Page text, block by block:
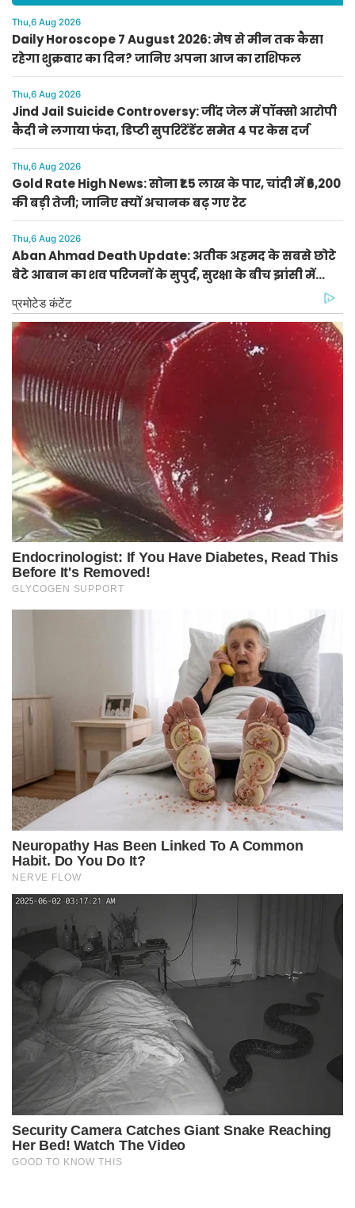
Thu,6 Aug 2026
Daily Horoscope 7 August 2026: मेष से मीन तक कैसा
रहेगा शुक्रवार का दिन? जानिए अपना आज का राशिफल
Thu,6 Aug 2026
Jind Jail Suicide Controversy: जींद जेल में पॉक्सो आरोपी
कैदी ने लगाया फंदा, डिप्टी सुपरिंटेंडेंट समेत 4 पर केस दर्ज
Thu,6 Aug 2026
Gold Rate High News: सोना ₹1.5 लाख के पार, चांदी में ₹6,200
की बड़ी तेजी; जानिए क्यों अचानक बढ़ गए रेट
Thu,6 Aug 2026
Aban Ahmad Death Update: अतीक अहमद के सबसे छोटे
बेटे आबान का शव परिजनों के सुपुर्द, सुरक्षा के बीच झांसी में
प्रक्रिया पूरी